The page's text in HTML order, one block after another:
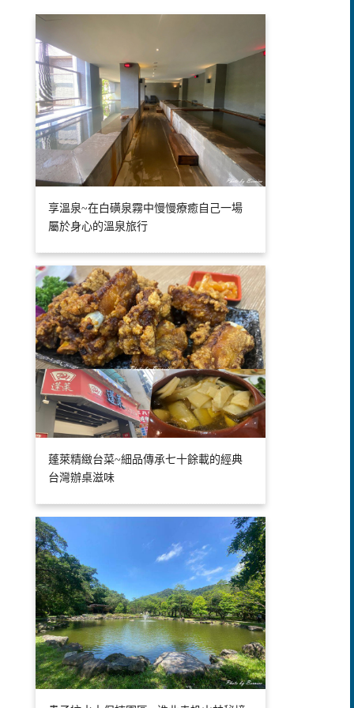
享溫泉~在白磺泉霧中慢慢療癒自己一場
屬於身心的溫泉旅行
蓬萊精緻台菜~細品傳承七十餘載的經典
台灣辦桌滋味